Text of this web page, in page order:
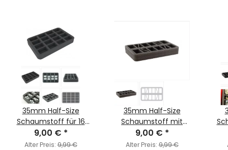
35mm Half-Size
Schaumstoff für 16
Mittlere Fächer /
Flames of War Medium
9,00 € *
Alter Preis:9,99 €
35mm Half-Size
Schaumstoff mit
Boden - FOW 8
Panzer/16 Fächer
9,00 € *
Alter Preis:9,99 €